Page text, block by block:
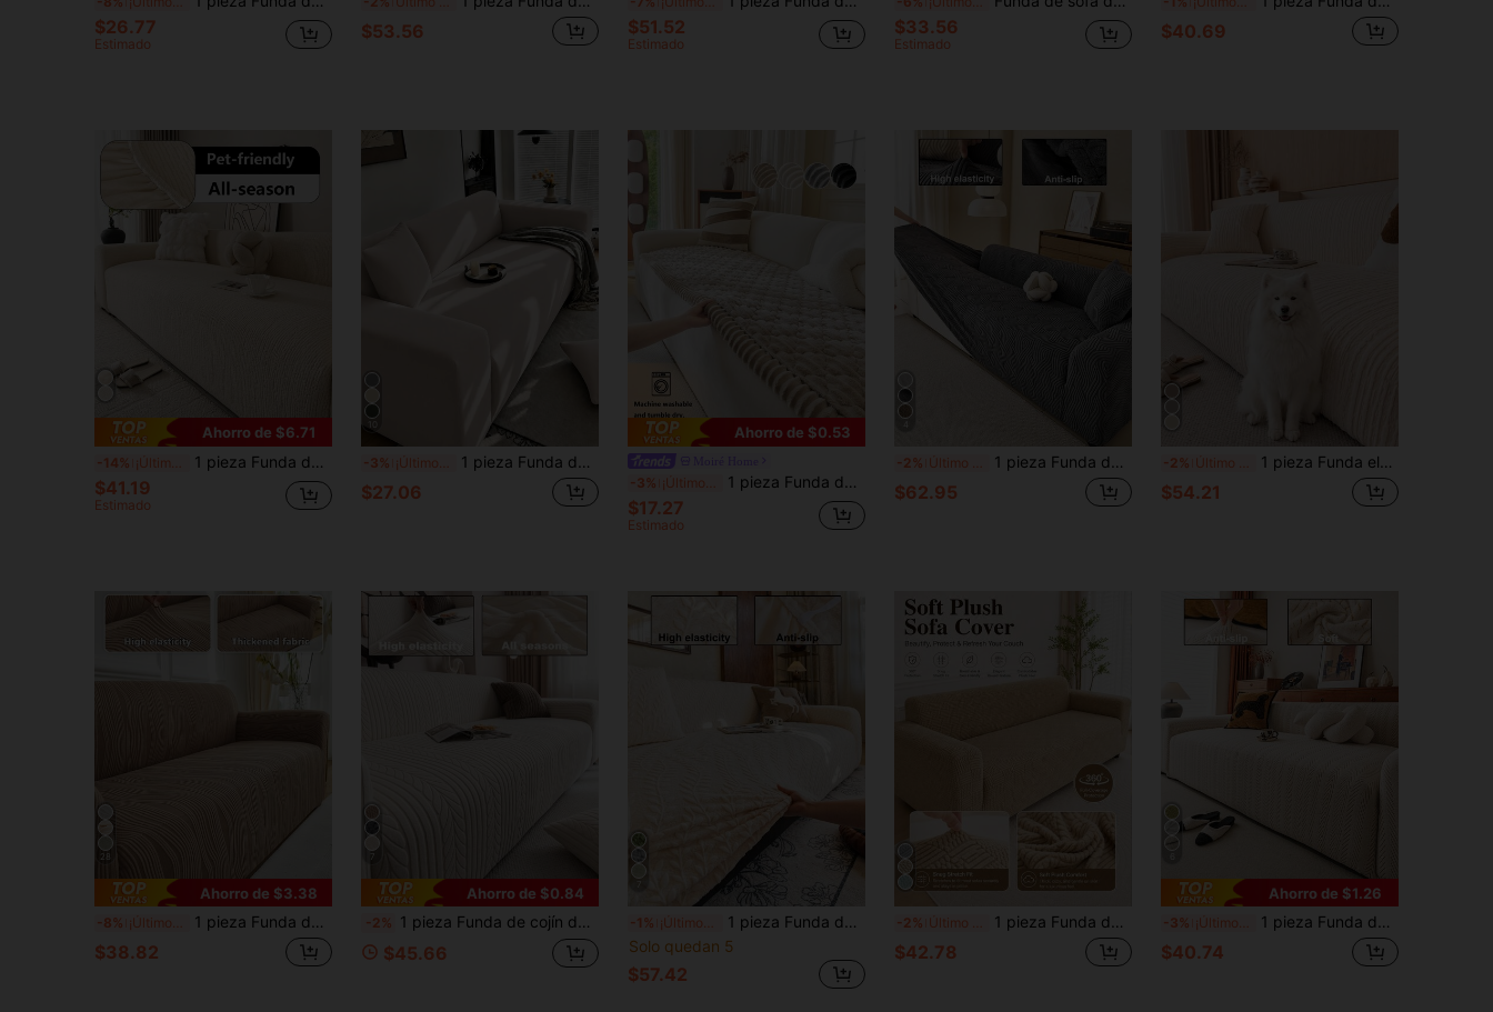
$26.77
Estimado
$53.56 $51.52
Estimado
$33.56
Estimado
$40.69
Ahorro de $6.71
-14% 1 pieza Funda de sofá con patrón minimalista, resistente a las manchas, antideslizante para cojín de sofá para todas las estaciones, lavable a máquina y a mano, sin decoloración, funda de sofá elástica
$41.19
Estimado
-3% 1 pieza Funda de sofá elástica de seda de leche de unicolor para todas las estaciones + 1 pieza Funda de cojín a juego sin relleno
$27.06
Ahorro de $0.53
-3% 1 pieza Funda de sofá de franela cómoda, protector de sofá antideslizante lavable a máquina, almohadilla de sofá suave y cálida, adecuada para mascotas y uso diario en el hogar
$17.27
Estimado
-2% 1 pieza Funda de sofá de jacquard, material de felpa engrosada de unicolor, funda elástica de cobertura completa de una sola pieza, estilo minimalista apto para mascotas, antideslizante, resistente a la suciedad y a los arañazos, apta para primavera, verano, otoño e invierno, lavable a máquina, decoración festiva, nueva decoración del hogar, funda de sofá a prueba de polvo
$62.95
-2% 1 pieza Funda elástica de una sola pieza para sofá de todas las estaciones, funda de cojín de sofá envolvente completa de tela antideslizante con barra de espuma antideslizante, lavable a máquina, a prueba de polvo, resistente a la suciedad, no se decolora, decoración del hogar, funda protectora apta para mascotas, adecuada para dormitorio, oficina, sala de estar
$54.21
28
Ahorro de $3.38
-8% ¡Últimos 2 días 1 pieza Funda de sofá Jacquard de felpa gruesa y corta, elástica y antideslizante, funda de sofá para uso en las 4 estaciones, resistente a manchas de mascotas, cojines de sofá desmontables, protección lavable a máquina, adecuada para sala de estar, dormitorio, exterior, sofá reclinable en forma de L de 1/2/3/4 plazas
$38.82
7
Ahorro de $0.84
-2% 1 pieza Funda de cojín de asiento de sofá elástica 3D con rayas jacquard, minimalista, apta para mascotas, a prueba de polvo y resistente a la suciedad para todas las estaciones, decoración festiva para sofá viejo, se adapta a sofá de 1 plaza, 2 plazas, 3 plazas, 4 plazas y sofá en forma de L
$45.66
-1% ¡Últimos 2 días
1 pieza Funda de sofá de unicolor de alta elasticidad Sherpa, diseño envolvente de reposabrazos y respaldo, adecuada para todas las estaciones, lavable a máquina, no se destiñe, antideslizante, ideal para protección de muebles en fiestas festivas, se ajusta a sofás en forma de L, seccionales y rectos
Solo quedan 5
$57.42
-2% Último día 1 pieza Funda de sofá elástica de jacquard engrosada antideslizante para sala de estar, dormitorio y exterior, protección de sofá, prevención de manchas de mascotas, funda de cojín de asiento para 4 estaciones para sofás reclinables en forma de L de 1/2/3/4 plazas, decoración de otoño e invierno, funda de sofá
$42.78
Ahorro de $1.26
-3% ¡Últimos 2 días 1 pieza Funda de sofá de polar de unicolor, protector de sofá multifuncional de cobertura completa, funda de sofá para decoración festiva, funda de sofá todo en uno de alta elasticidad, resistente a la suciedad apta para mascotas, duradera y lavable a máquina, sofá de 1/2/3/4 plazas
$40.74